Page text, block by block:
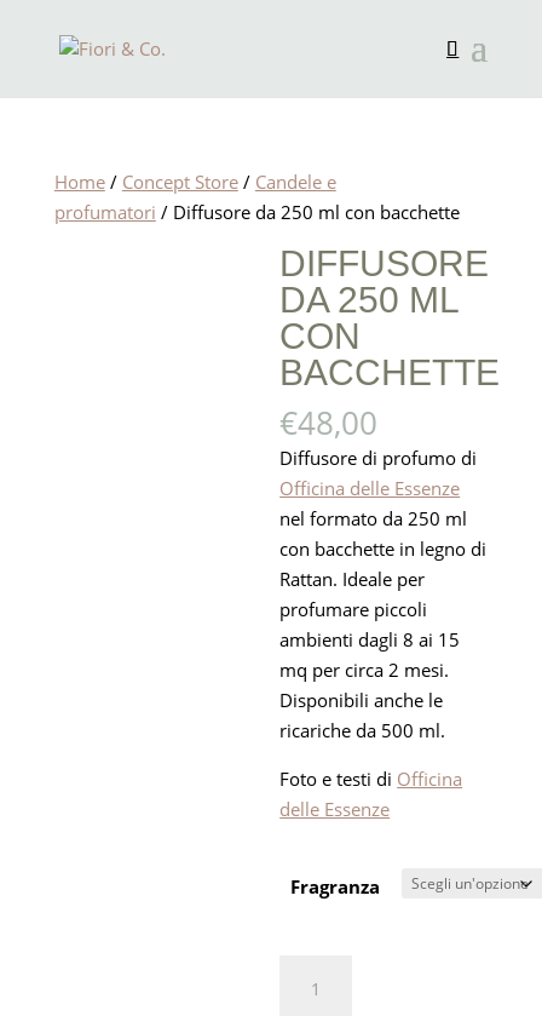
Home/ Concept Store/ Candele e
profumatori / Diffusore da 250 ml con bacchette
DIFFUSORE
DA 250 ML
CON
BACCHETTE
€48,00
Diffusore di profumo di
Officina delle Essenze
nel formato da 250 ml
con bacchette in legno di
Rattan. Ideale per
profumare piccoli
ambienti dagli 8 ai 15
mq per circa 2 mesi.
Disponibili anche le
ricariche da 500 ml.
Foto e testi di Officina
delle Essenze
Fragranza